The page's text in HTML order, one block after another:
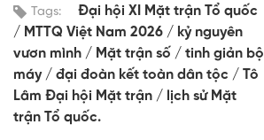
Tags:
Đại hội XI Mặt trận Tổ quốc
MTTQ Việt Nam 2026
kỷ nguyên
vươn mình
Mặt trận số
tinh giản bộ
máy
đại đoàn kết toàn dân tộc
Tô
Lâm Đại hội Mặt trận
lịch sử Mặt
trận Tổ quốc.